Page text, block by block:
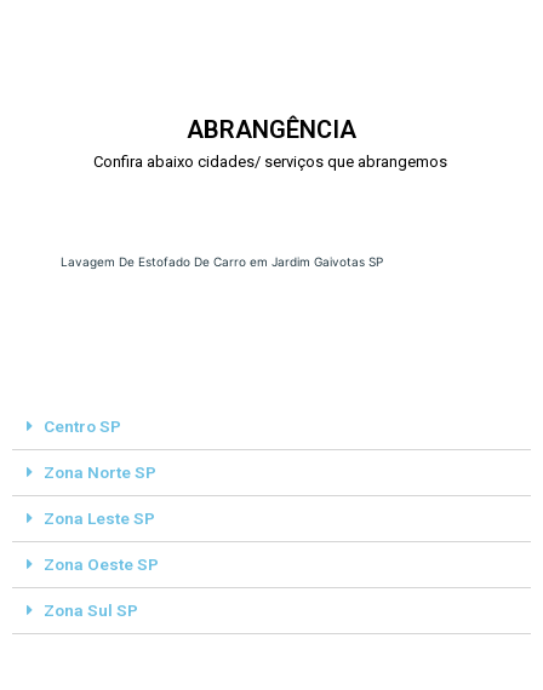
ABRANGÊNCIA
Confira abaixo cidades/ serviços que abrangemos
Lavagem De Estofado De Carro em Jardim Gaivotas SP
Centro SP
Zona Norte SP
Zona Leste SP
Zona Oeste SP
Zona Sul SP